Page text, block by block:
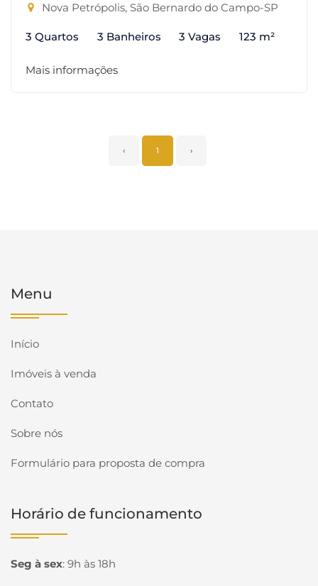
Nova Petrópolis, São Bernardo do Campo-SP
3 Quartos 3 Banheiros 3 Vagas 123 m²
Mais informações
‹ 1 ›
Menu
Início
Imóveis à venda
Contato
Sobre nós
Formulário para proposta de compra
Horário de funcionamento
Seg à sex: 9h às 18h